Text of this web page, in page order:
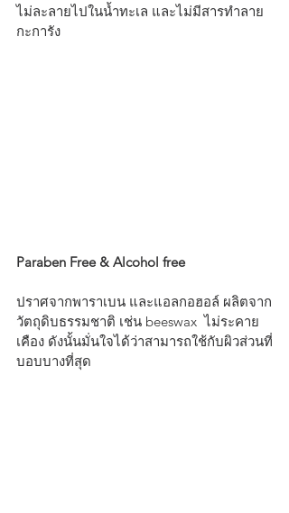
ไม่ละลายไปในน้ำทะเล และไม่มีสารทำลาย
กะการัง
Paraben Free & Alcohol free
ปราศจากพาราเบน และแอลกอฮอล์ ผลิตจาก
วัตถุดิบธรรมชาติ เช่น beeswax  ไม่ระคาย
เคือง ดังนั้นมั่นใจได้ว่าสามารถใช้กับผิวส่วนที่
บอบบางที่สุด